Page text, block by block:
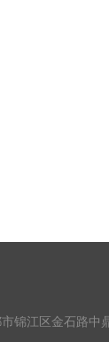
锦江区金石路中